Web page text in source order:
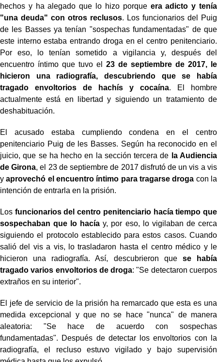
hechos y ha alegado que lo hizo porque era adicto y tenía
"una deuda" con otros reclusos. Los funcionarios del Puig
de les Basses ya tenían "sospechas fundamentadas" de que
este interno estaba entrando droga en el centro penitenciario.
Por eso, lo tenían sometido a vigilancia y, después del
encuentro íntimo que tuvo el 23 de septiembre de 2017, le
hicieron una radiografía, descubriendo que se había
tragado envoltorios de hachís y cocaína. El hombre
actualmente está en libertad y siguiendo un tratamiento de
deshabituación.
El acusado estaba cumpliendo condena en el centro
penitenciario Puig de les Basses. Según ha reconocido en el
juicio, que se ha hecho en la sección tercera de la Audiencia
de Girona, el 23 de septiembre de 2017 disfrutó de un vis a vis
yaprovechó el encuentro íntimo para tragarse droga con la
intención de entrarla en la prisión.
Los funcionarios del centro penitenciario hacía tiempo que
sospechaban que lo hacía y, por eso, lo vigilaban de cerca
siguiendo el protocolo establecido para estos casos. Cuando
salió del vis a vis, lo trasladaron hasta el centro médico y le
hicieron una radiografía. Así, descubrieron que se había
tragado varios envoltorios de droga: "Se detectaron cuerpos
extraños en su interior".
El jefe de servicio de la prisión ha remarcado que esta es una
medida excepcional y que no se hace "nunca" de manera
aleatoria: "Se hace de acuerdo con sospechas
fundamentadas". Después de detectar los envoltorios con la
radiografía, el recluso estuvo vigilado y bajo supervisión